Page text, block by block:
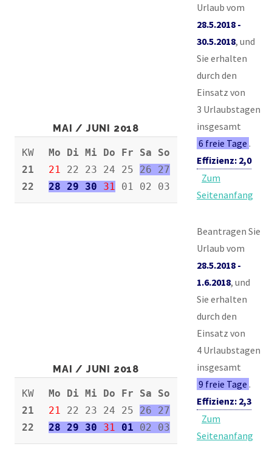
MAI / JUNI 2018
KW
21
22
Mo Di Mi Do Fr Sa So
21 22 23 24 25 26 27
28 29 30
31 01 02 03
Urlaub vom
28.5.2018 -
30.5.2018, und
Sie erhalten
durch den
Einsatz von
3 Urlaubstagen
insgesamt
6 freie Tage .
Effizienz: 2,0
Zum
Seitenanfang
MAI / JUNI 2018
KW
21
22
Mo Di Mi Do Fr Sa So
21 22 23 24 25 26 27
28 29 30
31 01 02 03
Beantragen Sie
Urlaub vom
28.5.2018 -
1.6.2018, und
Sie erhalten
durch den
Einsatz von
4 Urlaubstagen
insgesamt
9 freie Tage .
Effizienz: 2,3
Zum
Seitenanfang